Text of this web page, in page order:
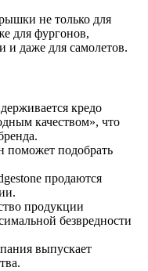
не только для
для фургонов,
и даже для самолетов.
кредо
качеством», что
подобрать
продаются
продукции
безвредности
выпускает